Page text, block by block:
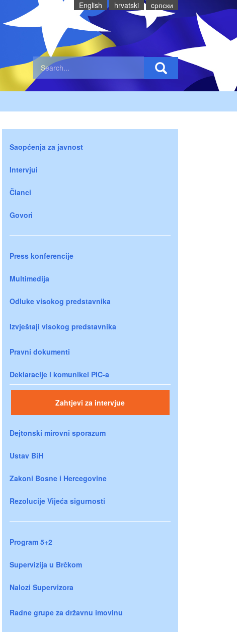
English hrvatski cрпски
Saopćenja za javnost
Intervjui
Članci
Govori
Press konferencije
Multimedija
Odluke visokog predstavnika
Izvještaji visokog predstavnika
Pravni dokumenti
Deklaracije i komunikei PIC-a
Zahtjevi za intervjue
Dejtonski mirovni sporazum
Ustav BiH
Zakoni Bosne i Hercegovine
Rezolucije Vijeća sigurnosti
Program 5+2
Supervizija u Brčkom
Nalozi Supervizora
Radne grupe za državnu imovinu